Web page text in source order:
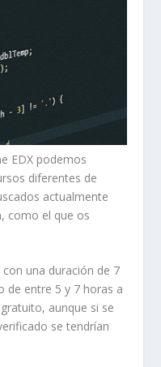
EDX podemos
diferentes de
actualmente
como el que os
una duración de 7
de entre 5 y 7 horas a
aunque si se
se tendrían